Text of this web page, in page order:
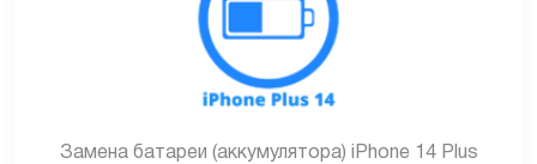
Замена батареи (аккумулятора) iPhone 14 Plus